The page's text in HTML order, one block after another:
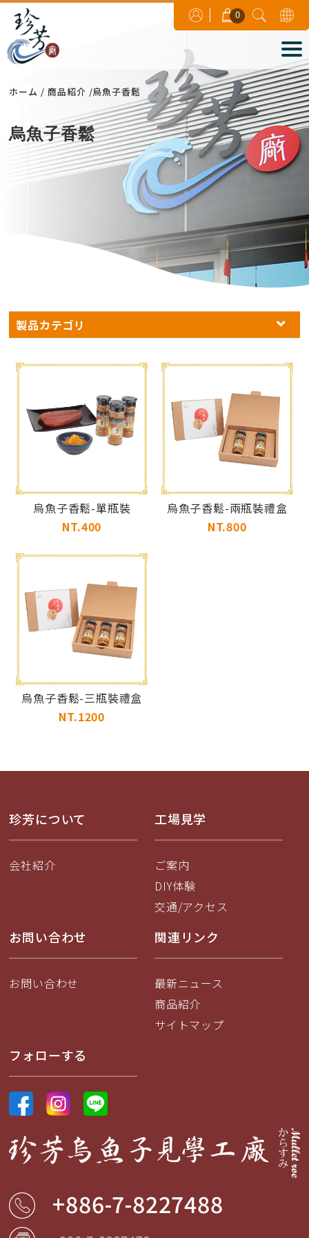
0
ホーム 商品紹介 烏魚子香鬆
烏魚子香鬆
製品カテゴリ
烏魚子香鬆-單瓶裝
NT.400
烏魚子香鬆-兩瓶裝禮盒
NT.800
烏魚子香鬆-三瓶裝禮盒
NT.1200
珍芳について
会社紹介
工場見学
ご案内
DIY体験
交通/アクセス
お問い合わせ
お問い合わせ
関連リンク
最新ニュース
商品紹介
サイトマップ
フォローする
+886-7-8227488